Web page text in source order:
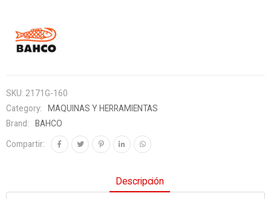
SKU: 2171G-160
Category:
MAQUINAS Y HERRAMIENTAS
Brand:
BAHCO
Compartir:
Descripción